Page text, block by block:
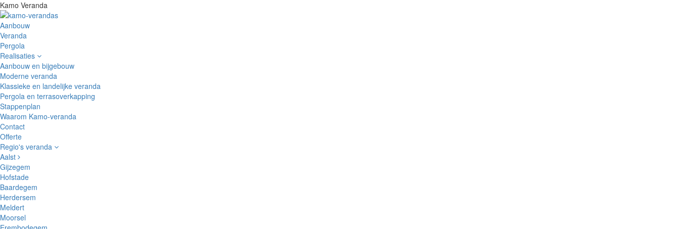
Kamo Veranda
Aanbouw
Veranda
Pergola
Realisaties
Aanbouw en bijgebouw
Moderne veranda
Klassieke en landelijke veranda
Pergola en terrasoverkapping
Stappenplan
Waarom Kamo-veranda
Contact
Offerte
Regio's veranda
Aalst
Gijzegem
Hofstade
Baardegem
Herdersem
Meldert
Moorsel